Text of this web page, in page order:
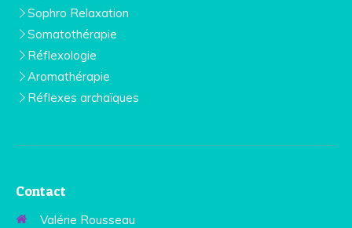
Sophro Relaxation
Somatothérapie
Réflexologie
Aromathérapie
Réflexes archaïques
Contact
Valérie Rousseau